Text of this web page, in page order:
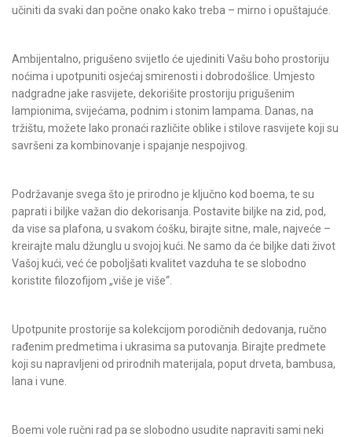
učiniti da svaki dan počne onako kako treba – mirno i opuštajuće.
Ambijentalno, prigušeno svijetlo će ujediniti Vašu boho prostoriju
noćima i upotpuniti osjećaj smirenosti i dobrodošlice. Umjesto
nadgradne jake rasvijete, dekorišite prostoriju prigušenim
lampionima, svijećama, podnim i stonim lampama. Danas, na
tržištu, možete lako pronaći različite oblike i stilove rasvijete koji su
savršeni za kombinovanje i spajanje nespojivog.
Podržavanje svega što je prirodno je ključno kod boema, te su
paprati i biljke važan dio dekorisanja. Postavite biljke na zid, pod,
da vise sa plafona, u svakom ćošku, birajte sitne, male, najveće –
kreirajte malu džunglu u svojoj kući. Ne samo da će biljke dati život
Vašoj kući, već će poboljšati kvalitet vazduha te se slobodno
koristite filozofijom „više je više“.
Upotpunite prostorije sa kolekcijom porodičnih dedovanja, ručno
rađenim predmetima i ukrasima sa putovanja. Birajte predmete
koji su napravljeni od prirodnih materijala, poput drveta, bambusa,
lana i vune.
Boemi vole ručni rad pa se slobodno usudite napraviti sami neki